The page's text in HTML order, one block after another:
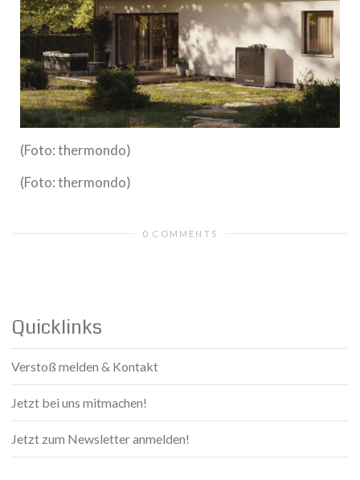
(Foto: thermondo)
(Foto: thermondo)
0 COMMENTS
Quicklinks
Verstoß melden & Kontakt
Jetzt bei uns mitmachen!
Jetzt zum Newsletter anmelden!